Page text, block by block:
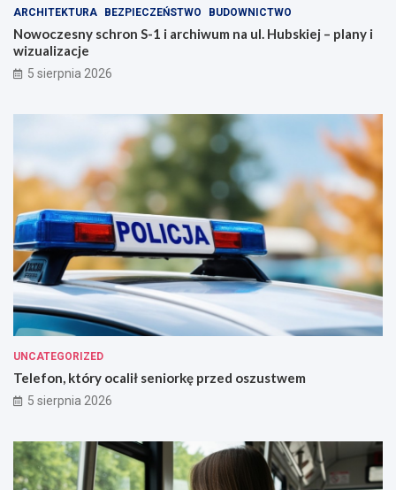
s
t
o
!
e
z
d
r
i
ARCHITEKTURA BEZPIECZEŃSTWO BUDOWNICTWO
Nowoczesny schron S-1 i archiwum na ul. Hubskiej – plany i
wizualizacje
5 sierpnia 2026
UNCATEGORIZED
Telefon, który ocalił seniorkę przed oszustwem
5 sierpnia 2026